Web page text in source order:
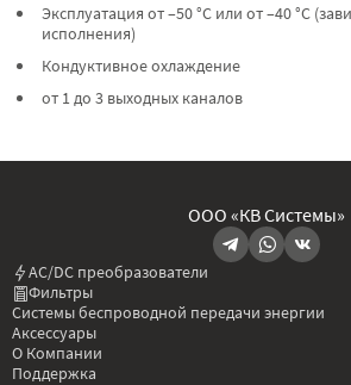
Эксплуатация от –50 °C или от –40 °C
исполнения)
Кондуктивное охлаждение
от 1 до 3 выходных каналов
ООО «КВ Системы»
AC/DC преобразователи
Фильтры
Системы беспроводной передачи энергии
Аксессуары
О Компании
Поддержка